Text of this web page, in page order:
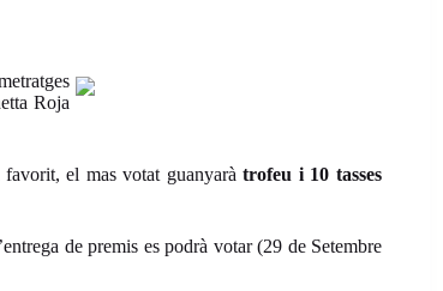
Roja
el mas votat guanyaràtrofeu i 10 tasses
de premis es podrà votar (29 de Setembre